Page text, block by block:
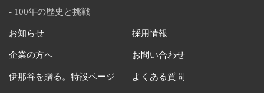
100年の歴史と挑戦
お知らせ
企業の方へ
伊那谷を贈る。特設ページ
採用情報
お問い合わせ
よくある質問